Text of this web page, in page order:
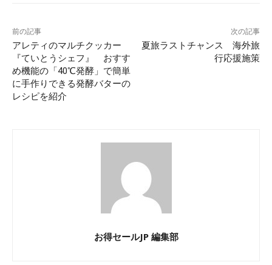
前の記事
アレティのマルチクッカー
『ていとうシェフ』 おすす
め機能の「40℃発酵」で簡単
に手作りできる発酵バターの
レシピを紹介
次の記事
夏旅ラストチャンス 海外旅
行応援施策
お得セールJP 編集部